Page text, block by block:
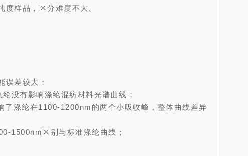
样品，区分难度不大。
误差较大；
没有影响涤纶混纺材料光谱曲线；
涤纶在1100-1200nm的两个小吸收峰，整体曲线差异
1500nm区别与标准涤纶曲线；